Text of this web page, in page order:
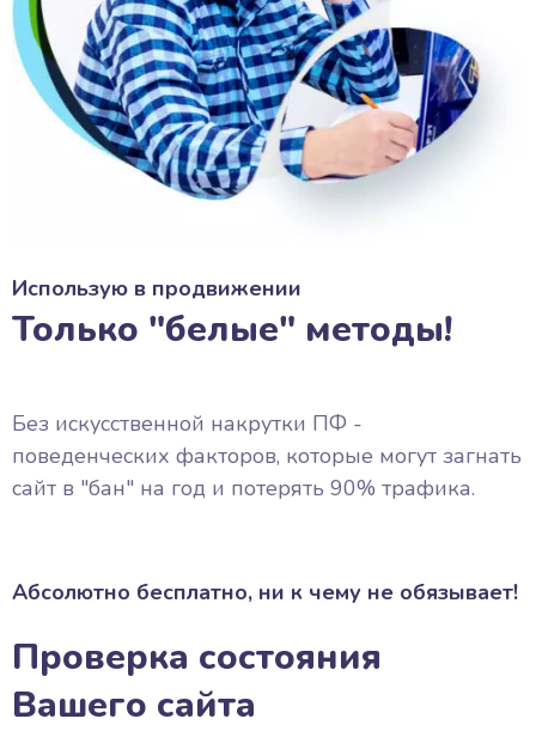
Использую в продвижении
Только "белые" методы!
Без искусственной накрутки ПФ -
поведенческих факторов, которые могут загнать
сайт в "бан" на год и потерять 90% трафика.
Абсолютно бесплатно, ни к чему не обязывает!
Проверка состояния
Вашего сайта